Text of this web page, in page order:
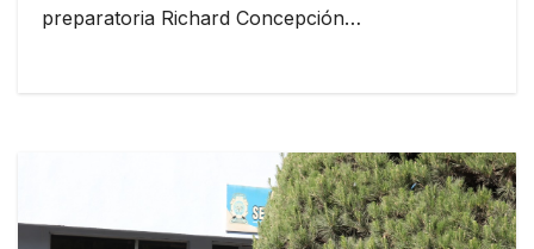
preparatoria Richard Concepción…